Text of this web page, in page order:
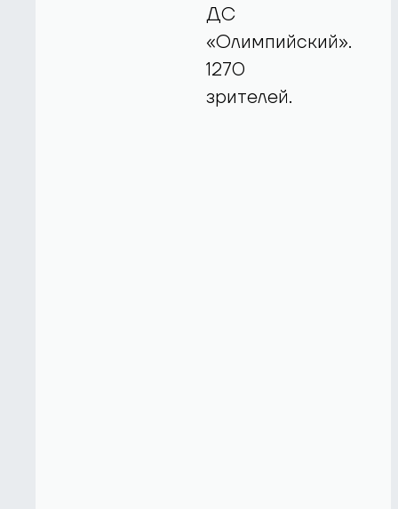
ДС
«Олимпийский».
1270
зрителей.